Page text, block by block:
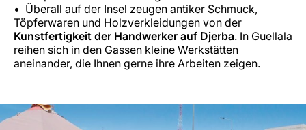
Überall auf der Insel zeugen antiker Schmuck,
Töpferwaren und Holzverkleidungen von der
Kunstfertigkeit der Handwerker auf Djerba. In Guellala
reihen sich in den Gassen kleine Werkstätten
aneinander, die Ihnen gerne ihre Arbeiten zeigen.